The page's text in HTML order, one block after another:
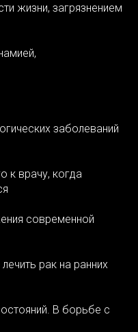
жизни, загрязнением
заболеваний
к врачу, когда
современной
рак на ранних
В борьбе с